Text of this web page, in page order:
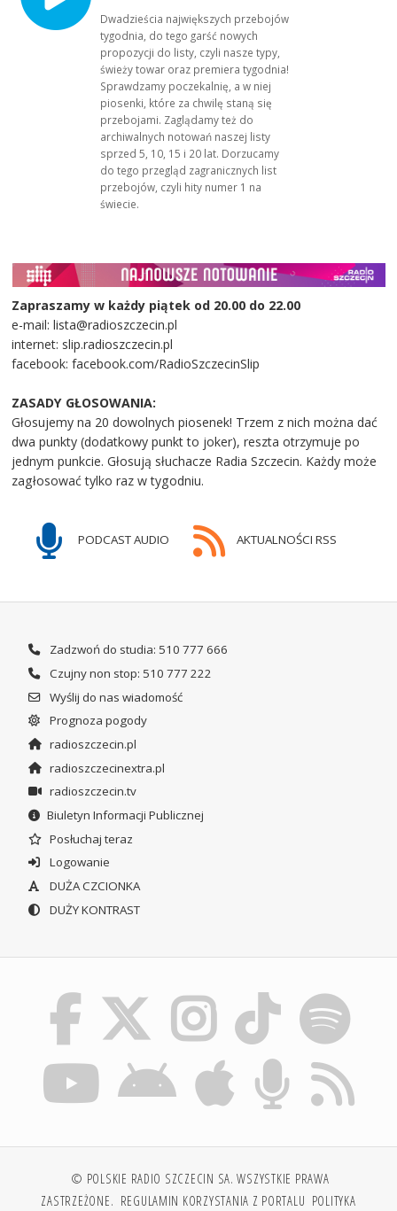
Dwadzieścia największych przebojów
tygodnia, do tego garść nowych
propozycji do listy, czyli nasze typy,
świeży towar oraz premiera tygodnia!
Sprawdzamy poczekalnię, a w niej
piosenki, które za chwilę staną się
przebojami. Zaglądamy też do
archiwalnych notowań naszej listy
sprzed 5, 10, 15 i 20 lat. Dorzucamy
do tego przegląd zagranicznych list
przebojów, czyli hity numer 1 na
świecie.
Zapraszamy w każdy piątek od 20.00 do 22.00
e-mail: lista@radioszczecin.pl
internet: slip.radioszczecin.pl
facebook: facebook.com/RadioSzczecinSlip
ZASADY GŁOSOWANIA:
Głosujemy na 20 dowolnych piosenek! Trzem z nich można dać
dwa punkty (dodatkowy punkt to joker), reszta otrzymuje po
jednym punkcie. Głosują słuchacze Radia Szczecin. Każdy może
zagłosować tylko raz w tygodniu.
PODCAST AUDIO AKTUALNOŚCI RSS
Zadzwoń do studia: 510 777 666
Czujny non stop: 510 777 222
Wyślij do nas wiadomość
Prognoza pogody
radioszczecin.pl
radioszczecinextra.pl
radioszczecin.tv
Biuletyn Informacji Publicznej
Posłuchaj teraz
Logowanie
DUŻA CZCIONKA
DUŻY KONTRAST
© POLSKIE RADIO SZCZECIN SA. WSZYSTKIE PRAWA
ZASTRZEŻONE. REGULAMIN KORZYSTANIA Z PORTALU POLITYKA